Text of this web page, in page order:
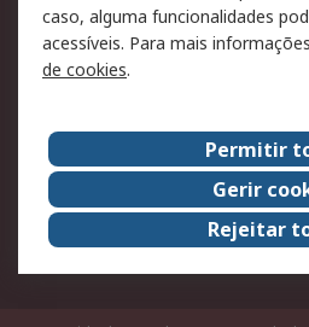
Política de privacidade
- Atualizada
Condições de venda
Sobre a RS
A RS no mundo
Sobre a RS
ESG
caso, alguma funcionalidades
acessíveis. Para mais
de cookies.
Permitir
Gerir
Rejeitar